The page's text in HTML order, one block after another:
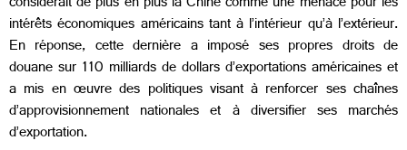
intérêts économiques américains tant à l’intérieur qu’à l’extérieur.
En réponse, cette dernière a imposé ses propres droits de
douane sur 110 milliards de dollars d’exportations américaines et
a mis en œuvre des politiques visant à renforcer ses chaînes
d’approvisionnement nationales et à diversifier ses marchés
d’exportation.